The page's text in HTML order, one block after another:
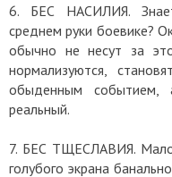
6. БЕС НАСИЛИЯ.
среднем руки боевике?
обычно не несут за
нормализуются,
обыденным
реальный.
7. БЕС ТЩЕСЛАВИЯ.
голубого экрана